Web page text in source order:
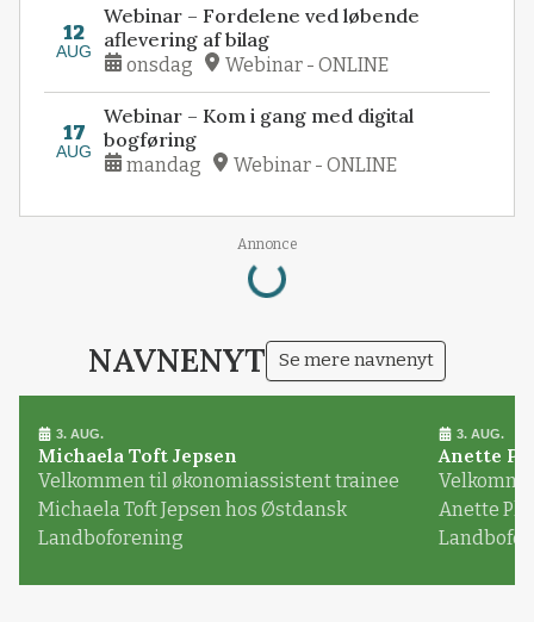
12
AUG
Webinar – Fordelene ved løbende
aflevering af bilag
onsdag Webinar - ONLINE
17
AUG
Webinar – Kom i gang med digital
bogføring
mandag Webinar - ONLINE
Annonce
Loading...
NAVNENYT Se mere navnenyt
3. AUG.
Michaela Toft Jepsen
Velkommen til økonomiassistent trainee
Michaela Toft Jepsen hos Østdansk
Landboforening
3. AUG.
Anette
Anette